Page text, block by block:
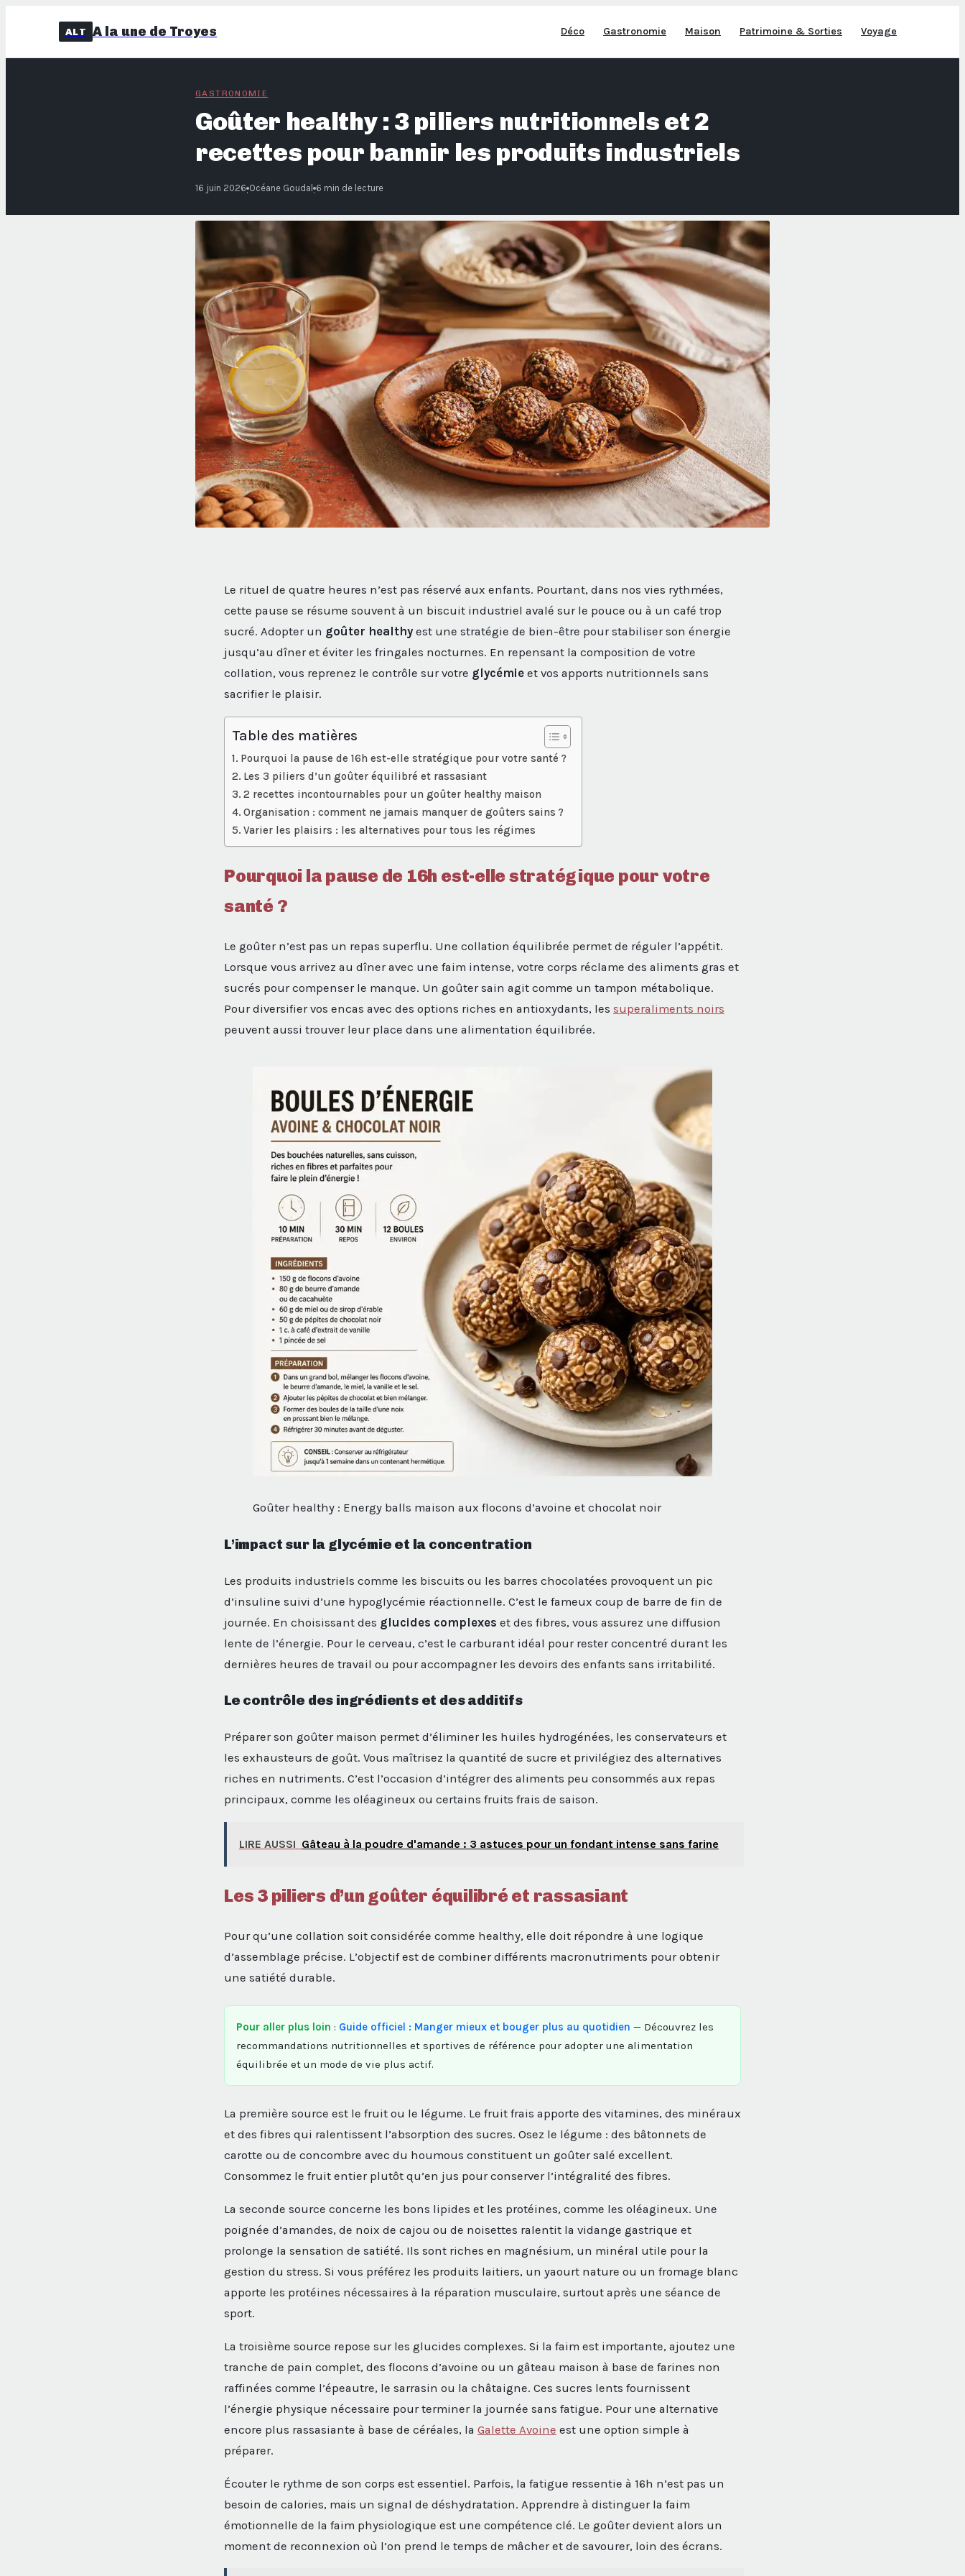
ALT A la une de Troyes Déco Gastronomie Maison Patrimoine & Sorties Voyage
GASTRONOMIE
Goûter healthy : 3 piliers nutritionnels et 2
recettes pour bannir les produits industriels
16 juin 2026· Océane Goudal · 6 min de lecture
Le rituel de quatre heures n’est pas réservé aux enfants. Pourtant, dans nos vies rythmées,
cette pause se résume souvent à un biscuit industriel avalé sur le pouce ou à un café trop
sucré. Adopter un goûter healthy est une stratégie de bien-être pour stabiliser son énergie
jusqu’au dîner et éviter les fringales nocturnes. En repensant la composition de votre
collation, vous reprenez le contrôle sur votre glycémie et vos apports nutritionnels sans
sacrifier le plaisir.
Table des matières
Pourquoi la pause de 16h est-elle stratégique pour votre santé ?
Les 3 piliers d’un goûter équilibré et rassasiant
2 recettes incontournables pour un goûter healthy maison
Organisation : comment ne jamais manquer de goûters sains ?
Varier les plaisirs : les alternatives pour tous les régimes
Pourquoi la pause de 16h est-elle stratégique pour votre
santé ?
Le goûter n’est pas un repas superflu. Une collation équilibrée permet de réguler l’appétit.
Lorsque vous arrivez au dîner avec une faim intense, votre corps réclame des aliments gras et
sucrés pour compenser le manque. Un goûter sain agit comme un tampon métabolique.
Pour diversifier vos encas avec des options riches en antioxydants, les superaliments noirs
peuvent aussi trouver leur place dans une alimentation équilibrée.
Goûter healthy : Energy balls maison aux flocons d’avoine et chocolat noir
L’impact sur la glycémie et la concentration
Les produits industriels comme les biscuits ou les barres chocolatées provoquent un pic
d’insuline suivi d’une hypoglycémie réactionnelle. C’est le fameux coup de barre de fin de
journée. En choisissant des glucides complexes et des fibres, vous assurez une diffusion
lente de l’énergie. Pour le cerveau, c’est le carburant idéal pour rester concentré durant les
dernières heures de travail ou pour accompagner les devoirs des enfants sans irritabilité.
Le contrôle des ingrédients et des additifs
Préparer son goûter maison permet d’éliminer les huiles hydrogénées, les conservateurs et
les exhausteurs de goût. Vous maîtrisez la quantité de sucre et privilégiez des alternatives
riches en nutriments. C’est l’occasion d’intégrer des aliments peu consommés aux repas
principaux, comme les oléagineux ou certains fruits frais de saison.
LIRE AUSSI Gâteau à la poudre d'amande : 3 astuces pour un fondant intense sans farine
Les 3 piliers d’un goûter équilibré et rassasiant
Pour qu’une collation soit considérée comme healthy, elle doit répondre à une logique
d’assemblage précise. L’objectif est de combiner différents macronutriments pour obtenir
une satiété durable.
Pour aller plus loin : Guide officiel : Manger mieux et bouger plus au quotidien — Découvrez les
recommandations nutritionnelles et sportives de référence pour adopter une alimentation
équilibrée et un mode de vie plus actif.
La première source est le fruit ou le légume. Le fruit frais apporte des vitamines, des minéraux
et des fibres qui ralentissent l’absorption des sucres. Osez le légume : des bâtonnets de
carotte ou de concombre avec du houmous constituent un goûter salé excellent.
Consommez le fruit entier plutôt qu’en jus pour conserver l’intégralité des fibres.
La seconde source concerne les bons lipides et les protéines, comme les oléagineux. Une
poignée d’amandes, de noix de cajou ou de noisettes ralentit la vidange gastrique et
prolonge la sensation de satiété. Ils sont riches en magnésium, un minéral utile pour la
gestion du stress. Si vous préférez les produits laitiers, un yaourt nature ou un fromage blanc
apporte les protéines nécessaires à la réparation musculaire, surtout après une séance de
sport.
La troisième source repose sur les glucides complexes. Si la faim est importante, ajoutez une
tranche de pain complet, des flocons d’avoine ou un gâteau maison à base de farines non
raffinées comme l’épeautre, le sarrasin ou la châtaigne. Ces sucres lents fournissent
l’énergie physique nécessaire pour terminer la journée sans fatigue. Pour une alternative
encore plus rassasiante à base de céréales, la Galette Avoine est une option simple à
préparer.
Écouter le rythme de son corps est essentiel. Parfois, la fatigue ressentie à 16h n’est pas un
besoin de calories, mais un signal de déshydratation. Apprendre à distinguer la faim
émotionnelle de la faim physiologique est une compétence clé. Le goûter devient alors un
moment de reconnexion où l’on prend le temps de mâcher et de savourer, loin des écrans.